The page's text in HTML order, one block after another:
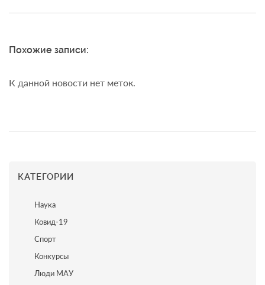
Похожие записи:
К данной новости нет меток.
КАТЕГОРИИ
Наука
Ковид-19
Спорт
Конкурсы
Люди МАУ